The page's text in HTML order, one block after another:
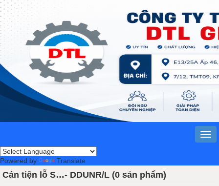
Powered by Translate
Cán tiện lỗ S…- DDUNR/L (0 sản phẩm)